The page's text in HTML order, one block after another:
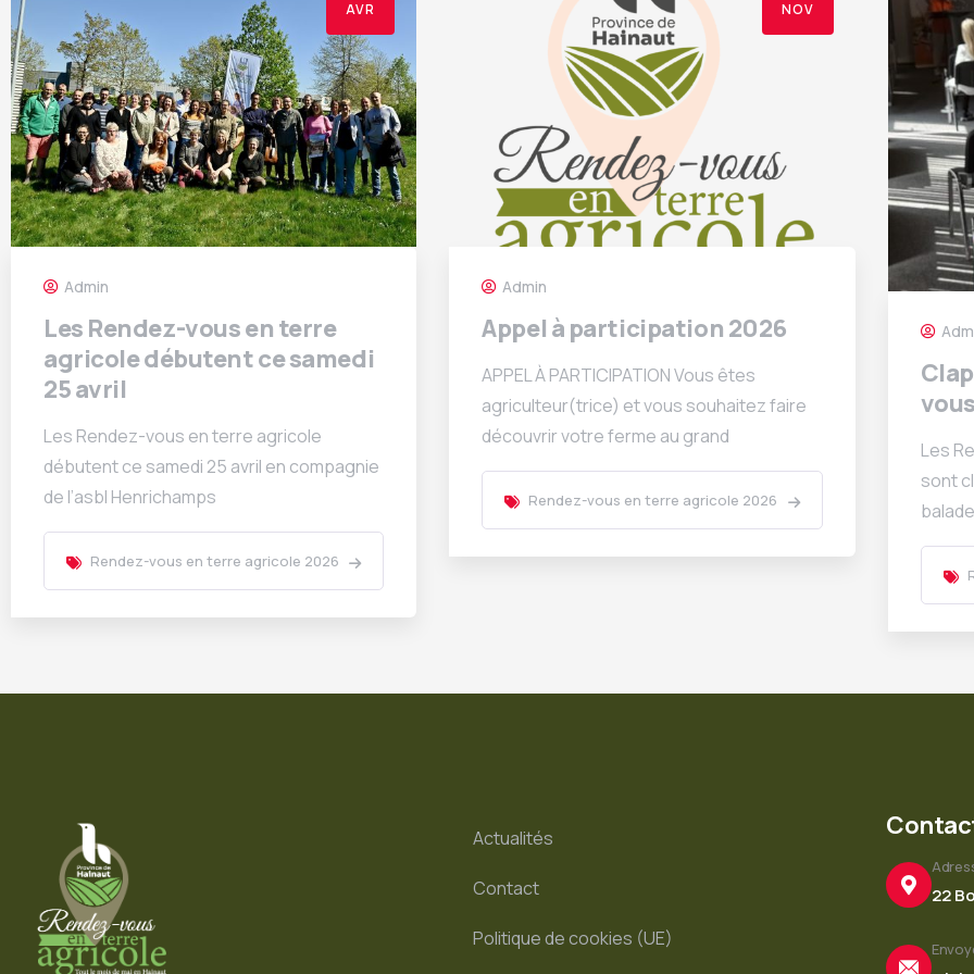
AVR
Admin
Les Rendez-vous en terre
agricole débutent ce samedi
25 avril
Les Rendez-vous en terre agricole
débutent ce samedi 25 avril en compagnie
de l’asbl Henrichamps
Rendez-vous en terre agricole 2026
NOV
Admin
Appel à participation 2026
APPEL À PARTICIPATION Vous êtes
agriculteur(trice) et vous souhaitez faire
découvrir votre ferme au grand
Rendez-vous en terre agricole 2026
Les
sont
balade
Actualités
Contact
Politique de cookies (UE)
22